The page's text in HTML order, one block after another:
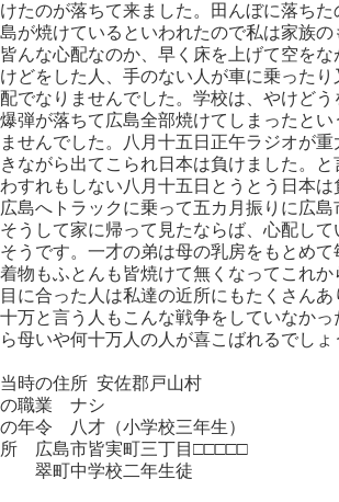
たのが落ちて来ました。田んぼに落ち
が焼けているといわれたので私は家族
んな心配なのか、早く床を上げて空を
どをした人、手のない人が車に乗った
でなりませんでした。学校は、やけど
弾が落ちて広島全部焼けてしまったと
せんでした。八月十五日正午ラジオが
ながら出てこられ日本は負けました。
すれもしない八月十五日とうとう日本
島へトラックに乗って五カ月振りに広
うして家に帰って見たならば、心配し
うです。一才の弟は母の乳房をもとめ
物もふとんも皆焼けて無くなってこれ
に合った人は私達の近所にもたくさん
十万と言う人もこんな戦争をしていなか
母いや何十万人の人が喜こばれるでしょ
時の住所 安佐郡戸山村
の職業 ナシ
の年令 八才（小学校三年生）
広島市皆実町三丁目□□□□□
翠町中学校二年生徒